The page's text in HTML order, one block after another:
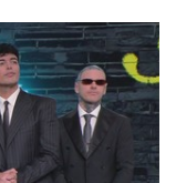
una realtà pervasiva.
in conflitti armati, il
un fenomeno